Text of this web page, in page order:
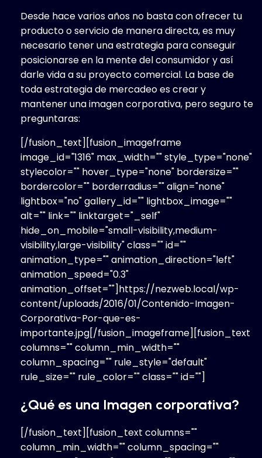
Desde hace varios años no basta con ofrecer tu
producto o servicio de manera directa, es muy
necesario tener una estrategia para conseguir
posicionarse en la mente del consumidor y así
darle vida a su proyecto comercial. La base de
toda estrategia de mercadeo es crear y
mantener una imagen corporativa, pero seguro te
preguntaras:
[/fusion_text][fusion_imageframe
image_id="1316" max_width="" style_type="none"
stylecolor="" hover_type="none" bordersize=""
bordercolor="" borderradius="" align="none"
lightbox="no" gallery_id="" lightbox_image=""
alt="" link="" linktarget="_self"
hide_on_mobile="small-visibility,medium-
visibility,large-visibility" class="" id=""
animation_type="" animation_direction="left"
animation_speed="0.3"
animation_offset=""]https://nezweb.local/wp-
content/uploads/2016/01/Contenido-Imagen-
Corporativa-Por-que-es-
importante.jpg[/fusion_imageframe][fusion_text
columns="" column_min_width=""
column_spacing="" rule_style="default"
rule_size="" rule_color="" class="" id=""]
¿Qué es una Imagen corporativa?
[/fusion_text][fusion_text columns=""
column_min_width="" column_spacing=""